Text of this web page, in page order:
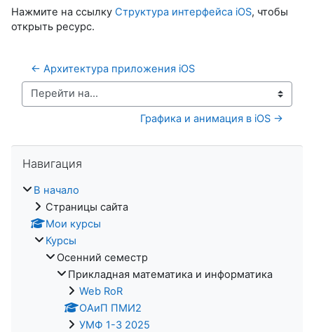
Нажмите на ссылку Структура интерфейса iOS, чтобы
открыть ресурс.
← Архитектура приложения iOS
Перейти на...
Графика и анимация в iOS →
Навигация
В начало
Страницы сайта
Мои курсы
Курсы
Осенний семестр
Прикладная математика и информатика
Web RoR
ОАиП ПМИ2
УМФ 1-3 2025